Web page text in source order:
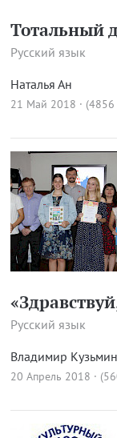
Тотальный
Русский язык
Наталья Ан
21 Май 2018 · (4856
Русский язык
Владимир Кузьмин
20 Апрель 2018 ·